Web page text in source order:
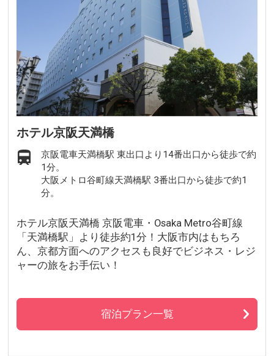
ホテル京阪天満橋
京阪電車天満橋駅 東出口より14番出口から徒歩で約
1分。
大阪メトロ谷町線天満橋駅 3番出口から徒歩で約1
分。
ホテル京阪天満橋 京阪電車・Osaka Metro谷町線
「天満橋駅」より徒歩約1分！大阪市内はもちろ
ん、京都方面へのアクセスも良好でビジネス・レジ
ャーの旅をお手伝い！
宿泊プラン一覧